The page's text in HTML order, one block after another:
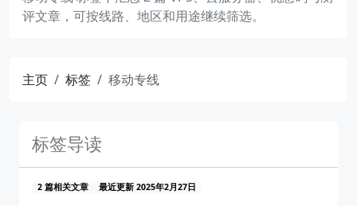
评文章，可按线路、地区和用途继续筛选。
主页 标签 移动专线
标签导读
2 篇相关文章 最近更新 2025年2月27日